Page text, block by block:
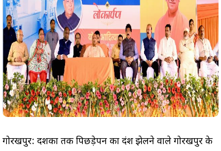
गोरखपुर: दशकों तक पिछड़ेपन का दंश झेलने वाले गोरखपुर के